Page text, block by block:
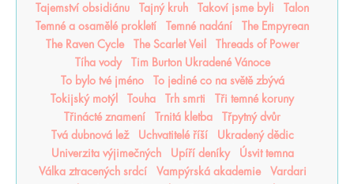
Tajemství obsidiánu
Tajný kruh Takoví jsme byli
Talon
Temné a osamělé prokletí
Temné nadání
The Empyrean
The Raven Cycle
The Scarlet Veil
Threads of Power
Tíha vody
Tim Burton Ukradené Vánoce
To bylo tvé jméno
To jediné co na světě zbývá
Tokijský motýl
Touha Trh smrti
Tři temné koruny
Třinácté znamení
Trnitá kletba
Třpytný dvůr
Tvá dubnová lež
Uchvatitelé říší
Ukradený dědic
Univerzita výjimečných
Upíří deníky
Úsvit temna
Válka ztracených srdcí
Vampýrská akademie
Vardari